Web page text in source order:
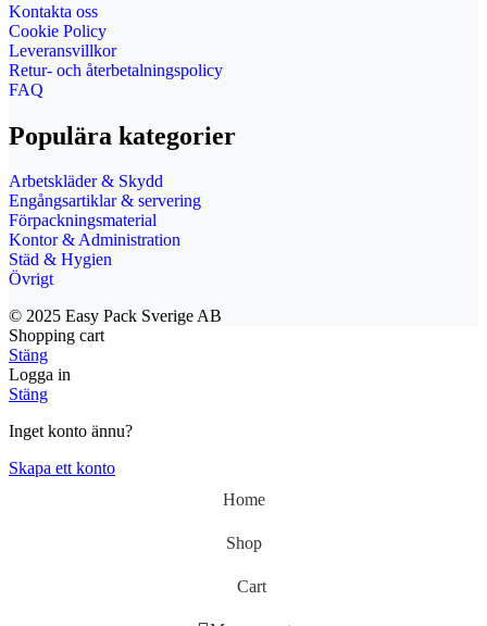
Kontakta oss
Cookie Policy
Leveransvillkor
Retur- och återbetalningspolicy
FAQ
Populära kategorier
Arbetskläder & Skydd
Engångsartiklar & servering
Förpackningsmaterial
Kontor & Administration
Städ & Hygien
Övrigt
© 2025 Easy Pack Sverige AB
Shopping cart
Stäng
Logga in
Stäng
Inget konto ännu?
Skapa ett konto
Home
Shop
Cart